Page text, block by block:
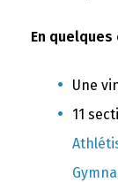
En
Une
11